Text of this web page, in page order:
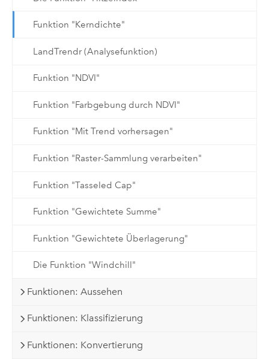
Funktion "Kerndichte"
LandTrendr (Analysefunktion)
Funktion "NDVI"
Funktion "Farbgebung durch NDVI"
Funktion "Mit Trend vorhersagen"
Funktion "Raster-Sammlung verarbeiten"
Funktion "Tasseled Cap"
Funktion "Gewichtete Summe"
Funktion "Gewichtete Überlagerung"
Die Funktion "Windchill"
Funktionen: Aussehen
Funktionen: Klassifizierung
Funktionen: Konvertierung